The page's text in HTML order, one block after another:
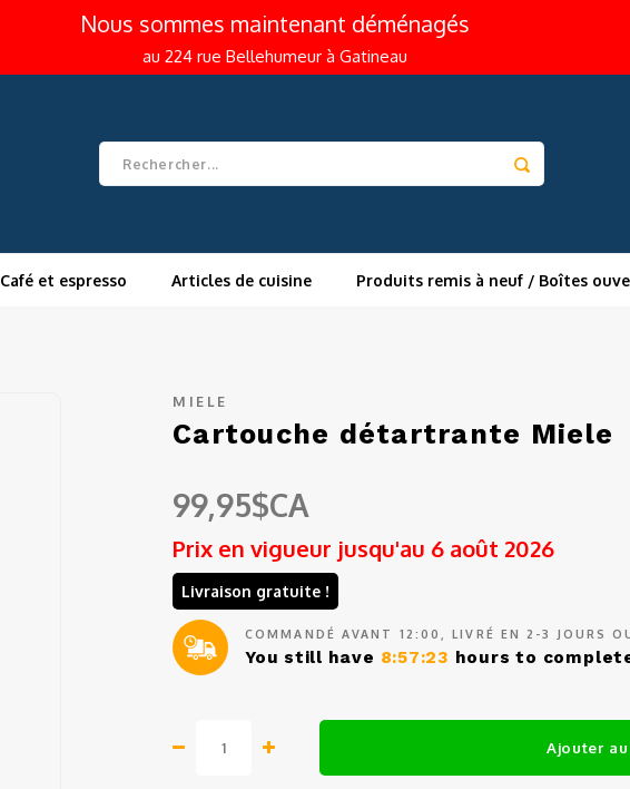
Nous sommes maintenant déménagés
au 224 rue Bellehumeur à Gatineau
Café et espresso Articles de cuisine Produits remis à neuf / Boîtes
MIELE
Cartouche détartrante Miele
99,95$CA
Prix en vigueur jusqu'au 6 août 2026
Livraison gratuite !
COMMANDÉ AVANT 12:00, LIVRÉ EN 2-3 JOURS
You still have 8:57:23 hours to
Ajouter